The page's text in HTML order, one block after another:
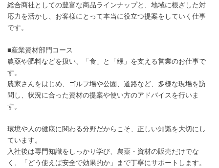
総合商社としての豊富な商品ラインナップと、地域に根ざした対
応力を活かし、お客様にとって本当に役立つ提案をしていく仕事
です。
■産業資材部門コース
農薬や肥料などを扱い、「食」と「緑」を支える営業のお仕事で
す。
農家さんをはじめ、ゴルフ場や公園、道路など、多様な現場を訪
問し、状況に合った資材の提案や使い方のアドバイスを行いま
す。
環境や人の健康に関わる分野だからこそ、正しい知識を大切にし
ています。
入社後は専門知識をしっかり学び、農薬・資材の販売だけでな
く、「どう使えば安全で効果的か」まで丁寧にサポートします。